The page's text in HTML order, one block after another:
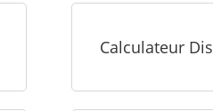
Calculateur